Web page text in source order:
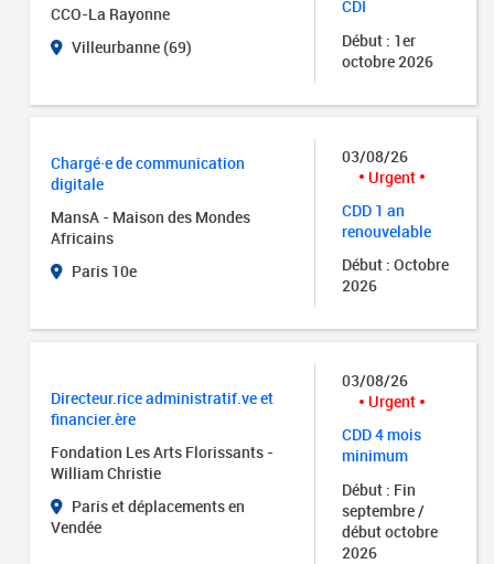
CCO-La Rayonne
Villeurbanne (69)
CDI
Début : 1er
octobre 2026
Chargé·e de communication
digitale
MansA - Maison des Mondes
Africains
Paris 10e
03/08/26
Urgent
CDD 1 an
renouvelable
Début : Octobre
2026
Directeur.rice administratif.ve et
financier.ère
Fondation Les Arts Florissants -
William Christie
Paris et déplacements en
Vendée
03/08/26
Urgent
CDD 4 mois
minimum
Début : Fin
septembre /
début octobre
2026